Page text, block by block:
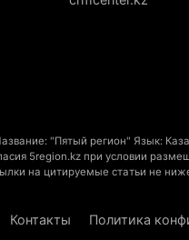
области
2026 г. 14:29
"Пятый регион" Язык:
5region.kz при условии
на цитируемые статьи не
Контакты Политика